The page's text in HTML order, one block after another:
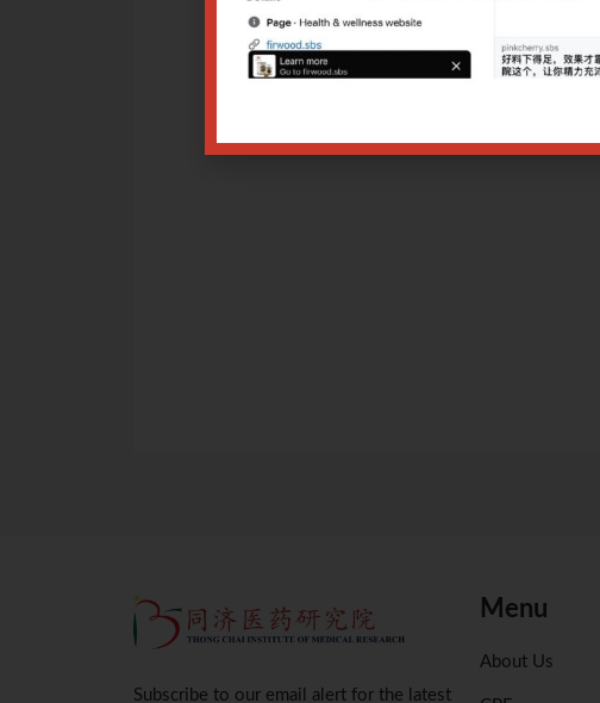
医扶持癌症病人的康复。
Subscribe to our email alert for the latest
Menu
About Us